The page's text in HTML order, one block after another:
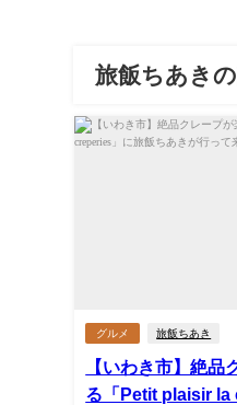
旅飯ちあき
グルメ 旅飯ちあき
【いわき市】絶品
る「Petit plaisir la